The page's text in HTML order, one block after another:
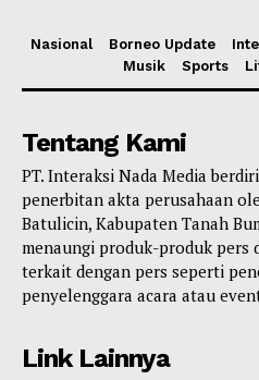
Nasional Borneo Update
Musik
Sports
Tentang Kami
PT. Interaksi Nada Media
penerbitan akta perusahaan
Batulicin, Kabupaten Tanah
menaungi produk-produk pers
terkait dengan pers seperti
penyelenggara acara atau
Link Lainnya